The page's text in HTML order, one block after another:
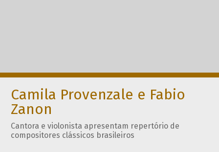
Camila Provenzale e Fabio
Zanon
Cantora e violonista apresentam repertório de
compositores clássicos brasileiros